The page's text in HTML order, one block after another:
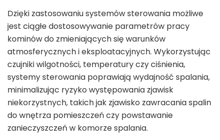
Dzięki zastosowaniu systemów sterowania możliwe
jest ciągłe dostosowywanie parametrów pracy
kominów do zmieniających się warunków
atmosferycznych i eksploatacyjnych. Wykorzystując
czujniki wilgotności, temperatury czy ciśnienia,
systemy sterowania poprawiają wydajność spalania,
minimalizując ryzyko występowania zjawisk
niekorzystnych, takich jak zjawisko zawracania spalin
do wnętrza pomieszczeń czy powstawanie
zanieczyszczeń w komorze spalania.